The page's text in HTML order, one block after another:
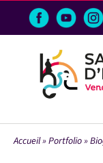
Passer
Accueil»Portfolio»